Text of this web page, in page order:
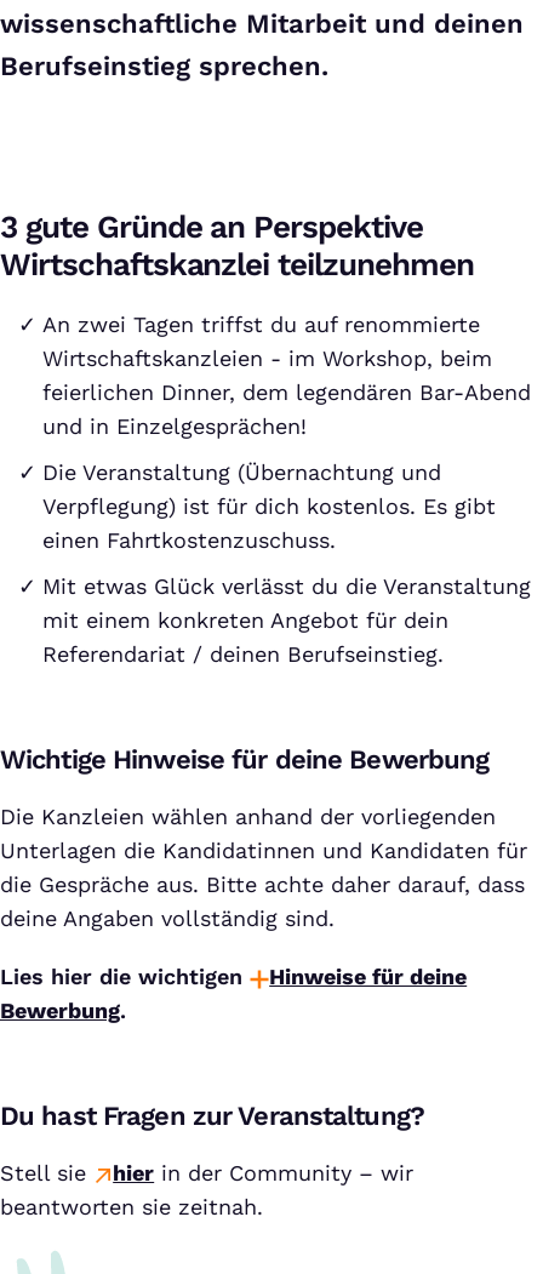
wissenschaftliche Mitarbeit und deinen
Berufseinstieg sprechen.
3 gute Gründe an Perspektive
Wirtschaftskanzlei teilzunehmen
An zwei Tagen triffst du auf renommierte
Wirtschaftskanzleien - im Workshop, beim
feierlichen Dinner, dem legendären Bar-Abend
und in Einzelgesprächen!
Die Veranstaltung (Übernachtung und
Verpflegung) ist für dich kostenlos. Es gibt
einen Fahrtkostenzuschuss.
Mit etwas Glück verlässt du die Veranstaltung
mit einem konkreten Angebot für dein
Referendariat / deinen Berufseinstieg.
Wichtige Hinweise für deine Bewerbung
Die Kanzleien wählen anhand der vorliegenden
Unterlagen die Kandidatinnen und Kandidaten für
die Gespräche aus. Bitte achte daher darauf, dass
deine Angaben vollständig sind.
Lies hier die wichtigen
Hinweise für deine
Bewerbung.
Du hast Fragen zur Veranstaltung?
Stell sie hier in der Community – wir
beantworten sie zeitnah.